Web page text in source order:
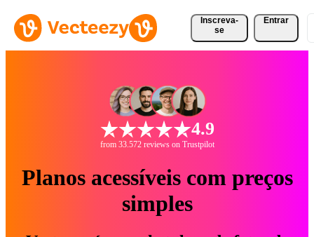
Inscreva-
se
Entrar
4.9
from 33.572 reviews on Trustpilot
Planos acessíveis com preços
simples